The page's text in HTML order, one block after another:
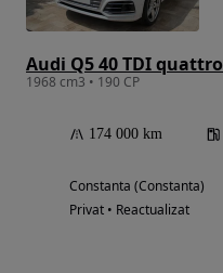
Audi Q5 40 TDI
1968 cm3 • 190 CP
174 000 km
Constanta (Constanta)
Privat • Reactualizat